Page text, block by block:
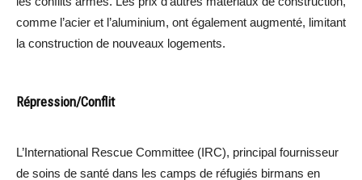
comme l’acier et l’aluminium, ont également augmenté, limitant
la construction de nouveaux logements.
Répression/Conflit
L’International Rescue Committee (IRC), principal fournisseur
de soins de santé dans les camps de réfugiés birmans en